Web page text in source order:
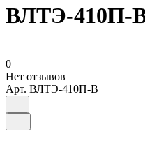
ВЛТЭ-410П-
0
Нет отзывов
Арт. ВЛТЭ-410П-В